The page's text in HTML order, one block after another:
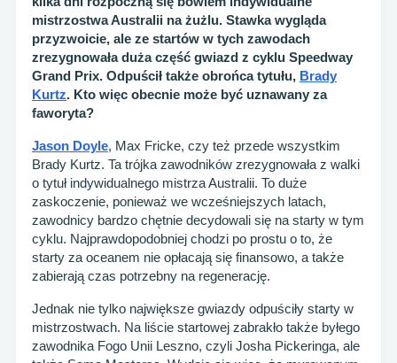
mistrzostwa Australii na żużlu. Stawka wygląda
przyzwoicie, ale ze startów w tych zawodach
zrezygnowała duża część gwiazd z cyklu Speedway
Grand Prix. Odpuścił także obrońca tytułu, Brady
Kurtz. Kto więc obecnie może być uznawany za
faworyta?
Jason Doyle, Max Fricke, czy też przede wszystkim
Brady Kurtz. Ta trójka zawodników zrezygnowała z walki
o tytuł indywidualnego mistrza Australii. To duże
zaskoczenie, ponieważ we wcześniejszych latach,
zawodnicy bardzo chętnie decydowali się na starty w tym
cyklu. Najprawdopodobniej chodzi po prostu o to, że
starty za oceanem nie opłacają się finansowo, a także
zabierają czas potrzebny na regenerację.
Jednak nie tylko największe gwiazdy odpuściły starty w
mistrzostwach. Na liście startowej zabrakło także byłego
zawodnika Fogo Unii Leszno, czyli Josha Pickeringa, ale